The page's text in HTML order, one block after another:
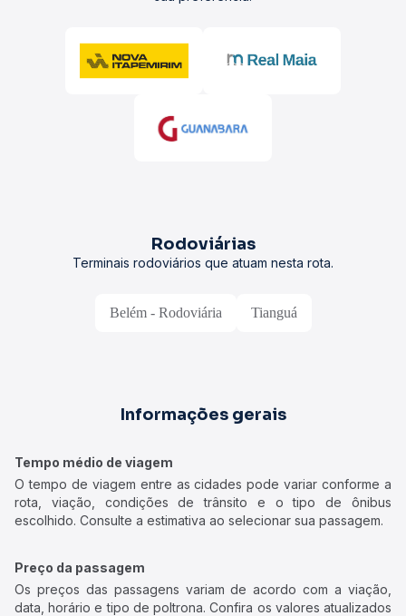
Rodoviárias
Terminais rodoviários que atuam nesta rota.
Belém - Rodoviária Tianguá
Informações gerais
Tempo médio de viagem
O tempo de viagem entre as cidades pode variar conforme a
rota, viação, condições de trânsito e o tipo de ônibus
escolhido. Consulte a estimativa ao selecionar sua passagem.
Preço da passagem
Os preços das passagens variam de acordo com a viação,
data, horário e tipo de poltrona. Confira os valores atualizados